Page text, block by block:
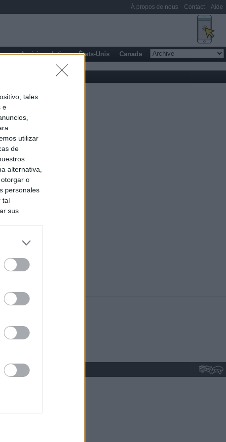
tales
e
utilizar
de
alternativa,
o
personales
tal
sus
Amérique latine États-Unis Canada
À propos de nous Contact Aide